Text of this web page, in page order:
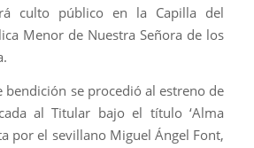
culto público en la Capilla del
Menor de Nuestra Señora de los
bendición se procedió al estreno de
al Titular bajo el título ‘Alma
por el sevillano Miguel Ángel Font,